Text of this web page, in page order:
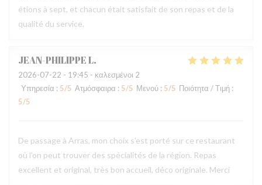
étions à sept, et chacun était satisfait de son repas et de la
qualité du service.
JEAN-PHILIPPEL
2026-07-22 - 19:45 - καλεσμένοι 2
Υπηρεσία : 5/5 Ατμόσφαιρα : 5/5 Μενού : 5/5 Ποιότητα / Τιμή :
5/5
De passage à Arras, mon choix s'est porté sur ce restaurant
où l'on peut trouver des spécialités de la région. Repas
excellent et original, très bon accueil, déco originale. Merci